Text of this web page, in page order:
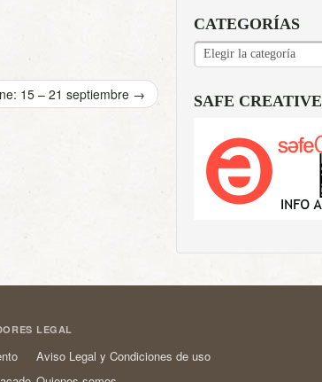
15 – 21 septiembre →
CATEGORÍAS
CATEGORÍAS
SAFE CREATIVE
LEGAL
Aviso Legal y Condiciones de uso